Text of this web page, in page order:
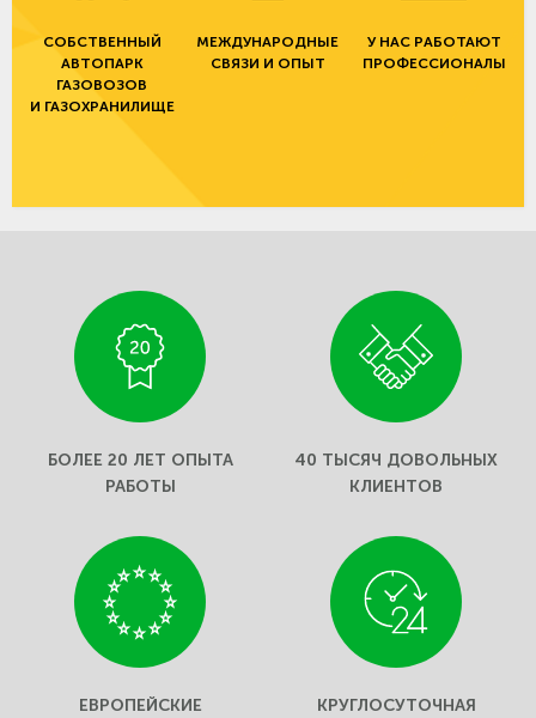
СОБСТВЕННЫЙ
АВТОПАРК
ГАЗОВОЗОВ
И ГАЗОХРАНИЛИЩЕ
МЕЖДУНАРОДНЫЕ
СВЯЗИ И ОПЫТ
У НАС РАБОТАЮТ
ПРОФЕССИОНАЛЫ
БОЛЕЕ 20 ЛЕТ ОПЫТА
РАБОТЫ
40 ТЫСЯЧ ДОВОЛЬНЫХ
КЛИЕНТОВ
ЕВРОПЕЙСКИЕ
КРУГЛОСУТОЧНАЯ